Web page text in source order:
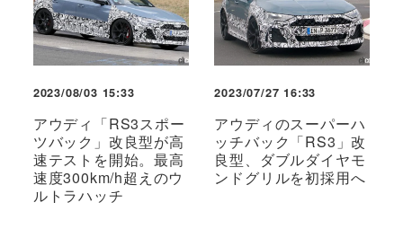
2023/08/03 15:33
アウディ「RS3スポー
ツバック」改良型が高
速テストを開始。最高
速度300km/h超えのウ
ルトラハッチ
2023/07/27 16:33
アウディのスーパーハ
ッチバック「RS3」改
良型、ダブルダイヤモ
ンドグリルを初採用へ